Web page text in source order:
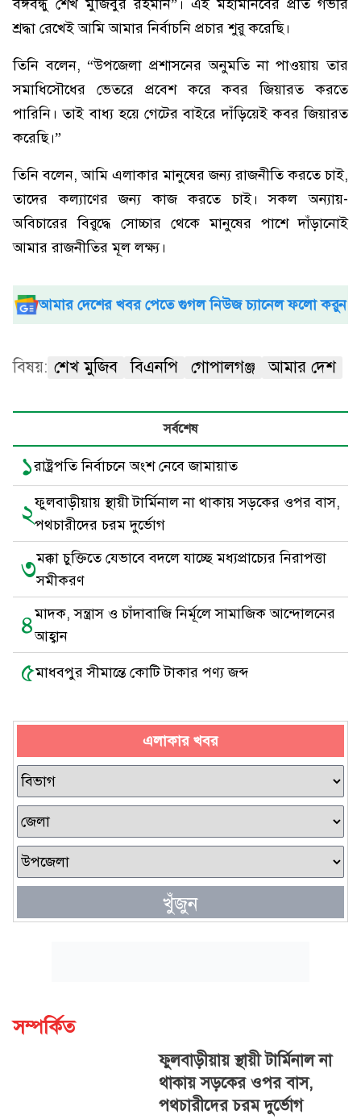
বঙ্গবন্ধু শেখ মুজিবুর রহমান”। এই মহামানবের প্রতি গভীর
শ্রদ্ধা রেখেই আমি আমার নির্বাচনি প্রচার শুরু করেছি।
তিনি বলেন, “উপজেলা প্রশাসনের অনুমতি না পাওয়ায় তার
সমাধিসৌধের ভেতরে প্রবেশ করে কবর জিয়ারত করতে
পারিনি। তাই বাধ্য হয়ে গেটের বাইরে দাঁড়িয়েই কবর জিয়ারত
করেছি।”
তিনি বলেন, আমি এলাকার মানুষের জন্য রাজনীতি করতে চাই,
তাদের কল্যাণের জন্য কাজ করতে চাই। সকল অন্যায়-
অবিচারের বিরুদ্ধে সোচ্চার থেকে মানুষের পাশে দাঁড়ানোই
আমার রাজনীতির মূল লক্ষ্য।
আমার দেশের খবর পেতে গুগল নিউজ চ্যানেল ফলো করুন
বিষয়: শেখ মুজিব বিএনপি গোপালগঞ্জ আমার দেশ
সর্বশেষ
১রাষ্ট্রপতি নির্বাচনে অংশ নেবে জামায়াত
২ফুলবাড়ীয়ায় স্থায়ী টার্মিনাল না থাকায় সড়কের ওপর বাস,
পথচারীদের চরম দুর্ভোগ
৩মক্কা চুক্তিতে যেভাবে বদলে যাচ্ছে মধ্যপ্রাচ্যের নিরাপত্তা
সমীকরণ
৪মাদক, সন্ত্রাস ও চাঁদাবাজি নির্মূলে সামাজিক আন্দোলনের
আহ্বান
৫মাধবপুর সীমান্তে কোটি টাকার পণ্য জব্দ
এলাকার খবর
খুঁজুন
সম্পর্কিত
ফুলবাড়ীয়ায় স্থায়ী টার্মিনাল না
থাকায় সড়কের ওপর বাস,
পথচারীদের চরম দুর্ভোগ